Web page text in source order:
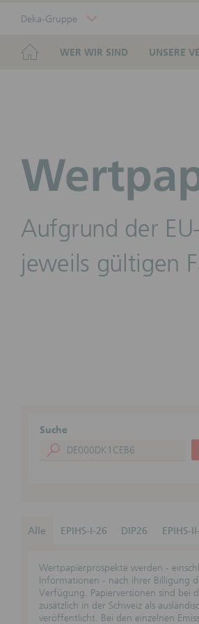
Portal
Deka-Gruppe
HOME
WER WIR SIND UNSERE
Aufgrund der
jeweils gültigen
Suche
Alle EPIHS-I-26 DIP26 EPIHS-
Wertpapierprospekte werden -
Informationen - nach ihrer Billigung
Verfügung. Papierversionen sind bei
zusätzlich in der Schweiz als
veröffentlicht. Bei den einzelnen